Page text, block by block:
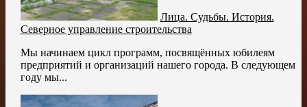
Лица. Судьбы. История.
Северное управление строительства
Мы начинаем цикл программ, посвящённых юбилеям
предприятий и организаций нашего города. В следующем
году мы...